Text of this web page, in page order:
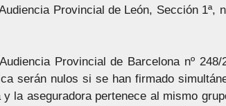
Provincial de León, Sección 1ª,
Provincial de Barcelona nº
serán nulos si se han firmado
la aseguradora pertenece al mismo